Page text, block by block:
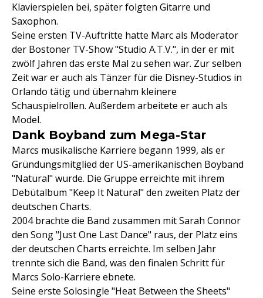
Klavierspielen bei, später folgten Gitarre und
Saxophon.
Seine ersten TV-Auftritte hatte Marc als Moderator
der Bostoner TV-Show "Studio A.T.V.", in der er mit
zwölf Jahren das erste Mal zu sehen war. Zur selben
Zeit war er auch als Tänzer für die Disney-Studios in
Orlando tätig und übernahm kleinere
Schauspielrollen. Außerdem arbeitete er auch als
Model.
Dank Boyband zum Mega-Star
Marcs musikalische Karriere begann 1999, als er
Gründungsmitglied der US-amerikanischen Boyband
"Natural" wurde. Die Gruppe erreichte mit ihrem
Debütalbum "Keep It Natural" den zweiten Platz der
deutschen Charts.
2004 brachte die Band zusammen mit Sarah Connor
den Song "Just One Last Dance" raus, der Platz eins
der deutschen Charts erreichte. Im selben Jahr
trennte sich die Band, was den finalen Schritt für
Marcs Solo-Karriere ebnete.
Seine erste Solosingle "Heat Between the Sheets"